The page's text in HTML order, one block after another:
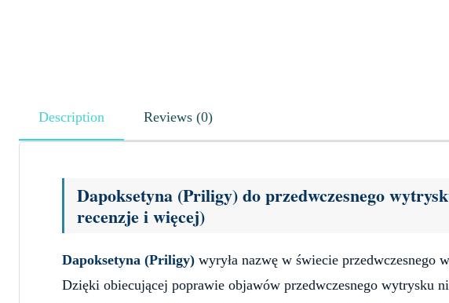
Description Reviews (0)
Dapoksetyna (Priligy) do przedwczesnego
recenzje i więcej)
Dapoksetyna (Priligy) wyryła nazwę w świecie przedwczesnego
Dzięki obiecującej poprawie objawów przedwczesnego wytrysku